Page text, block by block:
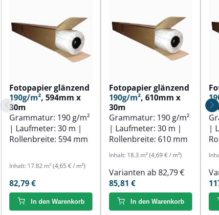
Fotopapier glänzend
190g/m², 594mm x
30m
Grammatur: 190 g/m²
| Laufmeter: 30 m |
Rollenbreite: 594 mm
Inhalt: 17.82 m²(4,65 € / m²)
82,79 €
In den Warenkorb
Fotopapier glänzend
190g/m², 610mm x
30m
Grammatur: 190 g/m²
| Laufmeter: 30 m |
Rollenbreite: 610 mm
Inhalt: 18.3 m²(4,69 € / m²)
Varianten ab 82,79 €
85,81 €
In den Warenkorb
|